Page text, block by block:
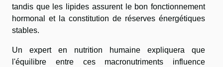
tandis que les lipides assurent le bon fonctionnement
hormonal et la constitution de réserves énergétiques
stables.
Un expert en nutrition humaine expliquera que
l'équilibre entre ces macronutriments influence